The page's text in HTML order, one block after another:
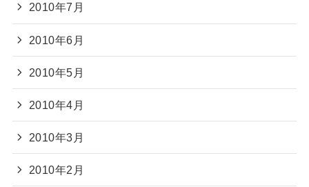
2010年7月
2010年6月
2010年5月
2010年4月
2010年3月
2010年2月